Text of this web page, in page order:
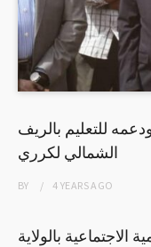
للتعليم بالريف
الشمالي لكرري
BY 4 YEARSAGO
الاجتماعية بالولاية